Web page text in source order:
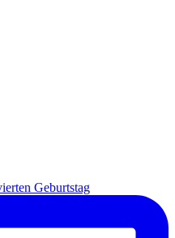
Geburtstag